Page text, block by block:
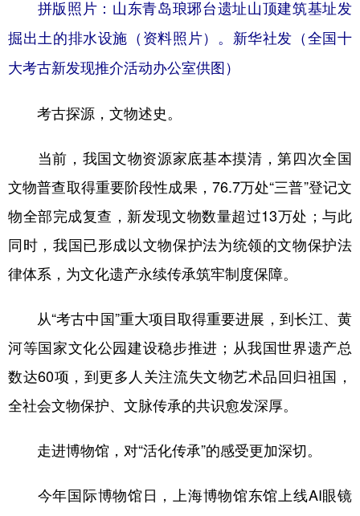
拼版照片：山东青岛琅琊台遗址山顶建筑基址发
掘出土的排水设施（资料照片）。新华社发（全国十
大考古新发现推介活动办公室供图）
考古探源，文物述史。
当前，我国文物资源家底基本摸清，第四次全国
文物普查取得重要阶段性成果，76.7万处“三普”登记文
物全部完成复查，新发现文物数量超过13万处；与此
同时，我国已形成以文物保护法为统领的文物保护法
律体系，为文化遗产永续传承筑牢制度保障。
从“考古中国”重大项目取得重要进展，到长江、黄
河等国家文化公园建设稳步推进；从我国世界遗产总
数达60项，到更多人关注流失文物艺术品回归祖国，
全社会文物保护、文脉传承的共识愈发深厚。
走进博物馆，对“活化传承”的感受更加深切。
今年国际博物馆日，上海博物馆东馆上线AI眼镜